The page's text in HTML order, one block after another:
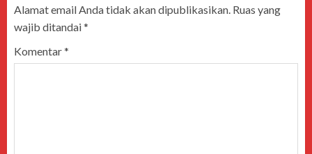
Alamat email Anda tidak akan dipublikasikan. Ruas yang
wajib ditandai*
Komentar*